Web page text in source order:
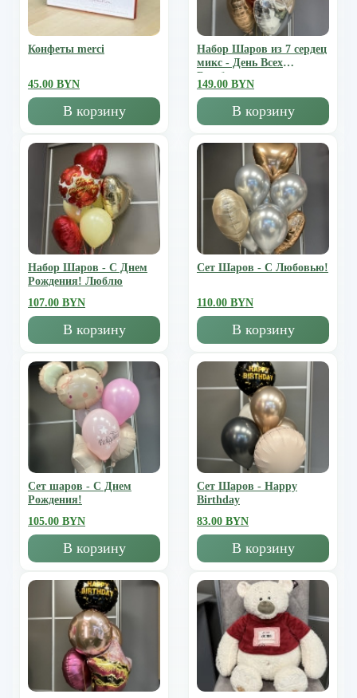
Конфеты merci
45.00 BYN
В корзину
Набор Шаров из 7 сердец
микс - День Всех
Влюбленных
149.00 BYN
В корзину
Набор Шаров - С Днем
Рождения! Люблю
107.00 BYN
В корзину
Сет Шаров - С Любовью!
110.00 BYN
В корзину
Сет шаров - С Днем
Рождения!
105.00 BYN
В корзину
Сет Шаров - Happy
Birthday
83.00 BYN
В корзину